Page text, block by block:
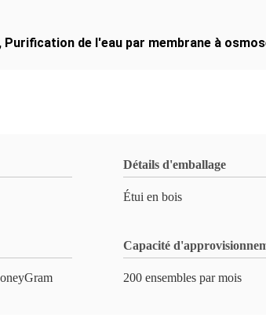
, Purification de l'eau par membrane à
Détails d'emballage
Étui en bois
Capacité
200 ensembles par mois